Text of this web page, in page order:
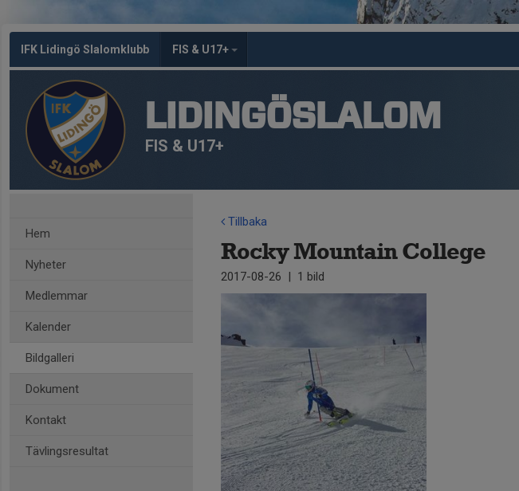
IFK Lidingö Slalomklubb FIS & U17+
LIDINGÖSLALOM
FIS & U17+
Hem
Nyheter
Medlemmar
Kalender
Bildgalleri
Dokument
Kontakt
Tävlingsresultat
Tillbaka
Rocky Mountain College
2017-08-26 | 1 bild